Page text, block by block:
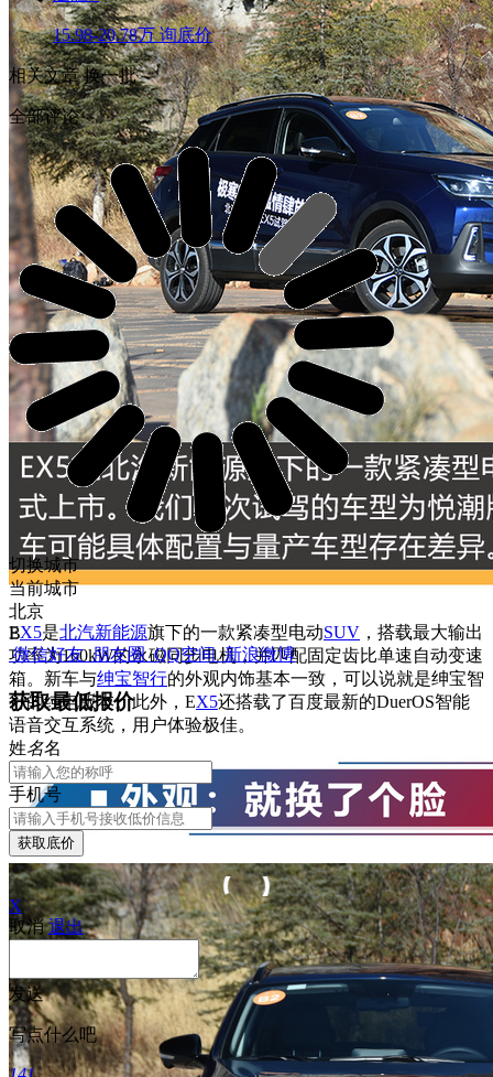
EX5是北汽新能源旗下的一款紧凑型电动SUV ，搭载最大输出
功率为160kW的永磁同步电机，并匹配固定齿比单速自动变速
箱。新车与绅宝智行的外观内饰基本一致，可以说就是绅宝智
行的纯电版本。此外，EX5还搭载了百度最新的DuerOS智能
语音交互系统，用户体验极佳。
15.98-20.78万 询底价
相关文章换一批
全部评论
切换城市
当前城市
北京
B
微信好友 朋友圈 QQ空间 新浪微博
获取最低报价
姓名名
手机号
获取底价
X
取消 退出
发送
写点什么吧